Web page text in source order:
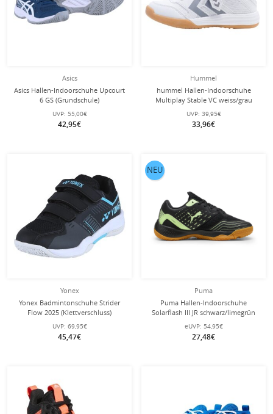
Asics
Asics Hallen-Indoorschuhe Upcourt
6 GS (Grundschule)
dunkelblau/weiss Kinder
UVP: 55,00€
42,95€
Hummel
hummel Hallen-Indoorschuhe
Multiplay Stable VC weiss/grau
Kinder
UVP: 39,95€
33,96€
Yonex
Yonex Badmintonschuhe Strider
Flow 2025 (Klettverschluss)
schwarz/blau Kinder
UVP: 69,95€
45,47€
Puma
Puma Hallen-Indoorschuhe
Solarflash III JR schwarz/limegrün
Kinder
eUVP: 54,95€
27,48€
NEU